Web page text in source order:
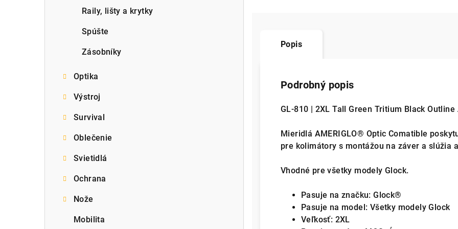
Raily, lišty a krytky
Spúšte
Zásobníky
Optika
Výstroj
Survival
Oblečenie
Svietidlá
Ochrana
Nože
Mobilita
Popis
Podrobný popis
GL-810 | 2XL Tall Green Tritium Black
Mieridlá AMERIGLO® Optic Comatible
pre kolimátory s montážou na záver a slúžia
Vhodné pre všetky modely Glock.
Pasuje na značku: Glock®
Pasuje na model: Všetky modely Glock
Veľkosť: 2XL